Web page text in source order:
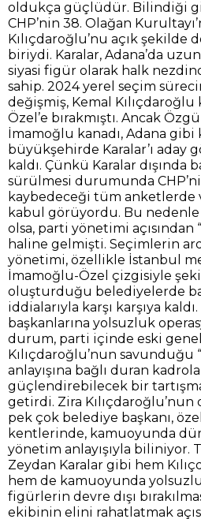
oldukça güçlüdür. Bilindiği
CHP’nin 38. Olağan
Kılıçdaroğlu’nu açık şekilde
biriydi. Karalar, Adana’da
siyasi figür olarak halk
sahip. 2024 yerel seçim
değişmiş, Kemal
Özel’e bırakmıştı. Ancak
İmamoğlu kanadı, Adana
büyükşehirde Karalar’ı aday
kaldı. Çünkü Karalar dışında
sürülmesi durumunda
kaybedeceği tüm anketlerde
kabul görüyordu. Bu nedenle
olsa, parti yönetimi açısından
haline gelmişti. Seçimlerin
yönetimi, özellikle İstanbul
İmamoğlu-Özel çizgisiyle
oluşturduğu belediyelerde
iddialarıyla karşı karşıya
başkanlarına yolsuzluk
durum, parti içinde eski
Kılıçdaroğlu’nun savunduğu
anlayışına bağlı duran
güçlendirebilecek bir
getirdi. Zira Kılıçdaroğlu’nun
pek çok belediye başkanı,
kentlerinde, kamuoyunda
yönetim anlayışıyla biliniyor.
Zeydan Karalar gibi hem
hem de kamuoyunda
figürlerin devre dışı
ekibinin elini rahatlatmak